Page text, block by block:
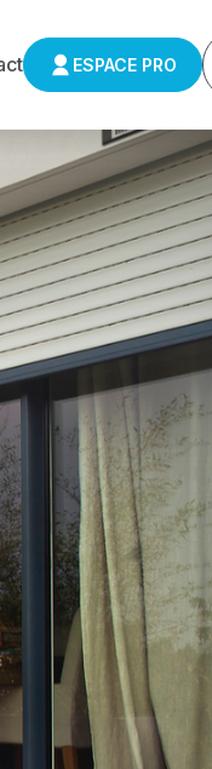
ESPACE PRO
d'achat -